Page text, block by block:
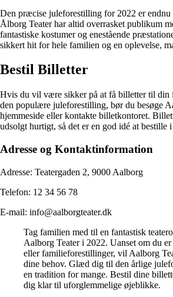
Den præcise juleforestilling for 2022 er
Ålborg Teater har altid overrasket publikum
fantastiske kostumer og enestående
sikkert hit for hele familien og en oplevelse,
Bestil Billetter
Hvis du vil være sikker på at få billetter til din
den populære juleforestilling, bør du besøge
hjemmeside eller kontakte billetkontoret.
udsolgt hurtigt, så det er en god idé at bestille
Adresse og Kontaktinformation
Adresse: Teatergaden 2, 9000 Aalborg
Telefon: 12 34 56 78
E-mail: info@aalborgteater.dk
Tag familien med til en fantastisk
Aalborg Teater i 2022. Uanset om du
eller familieforestillinger, vil Aalborg
dine behov. Glæd dig til den årlige
en tradition for mange. Bestil dine
dig klar til uforglemmelige øjeblikke.